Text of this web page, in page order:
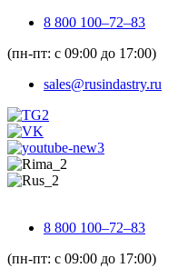
8 800 100–72–83
(пн-пт: с 09:00 до 17:00)
sales@rusindastry.ru
8 800 100–72–83
(пн-пт: с 09:00 до 17:00)